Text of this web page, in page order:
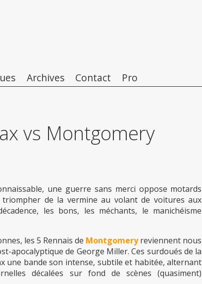
Archives Contact Pro
vs Montgomery
une guerre sans merci oppose motards
de la vermine au volant de voitures aux
les bons, les méchants, le manichéisme
les 5 Rennais de Montgomery reviennent nous
apocalyptique de George Miller. Ces surdoués de la
une bande son intense, subtile et habitée, alternant
décalées sur fond de scènes (quasiment)